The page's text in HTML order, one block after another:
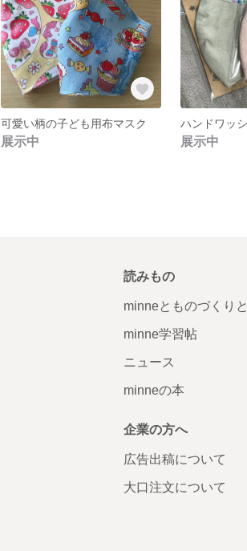
可愛い柄の子ども用布マスク
展示中 展示中
読みもの
minneとものづくりと
minne学習帖
ニュース
minneの本
企業の方へ
広告出稿について
大口注文について